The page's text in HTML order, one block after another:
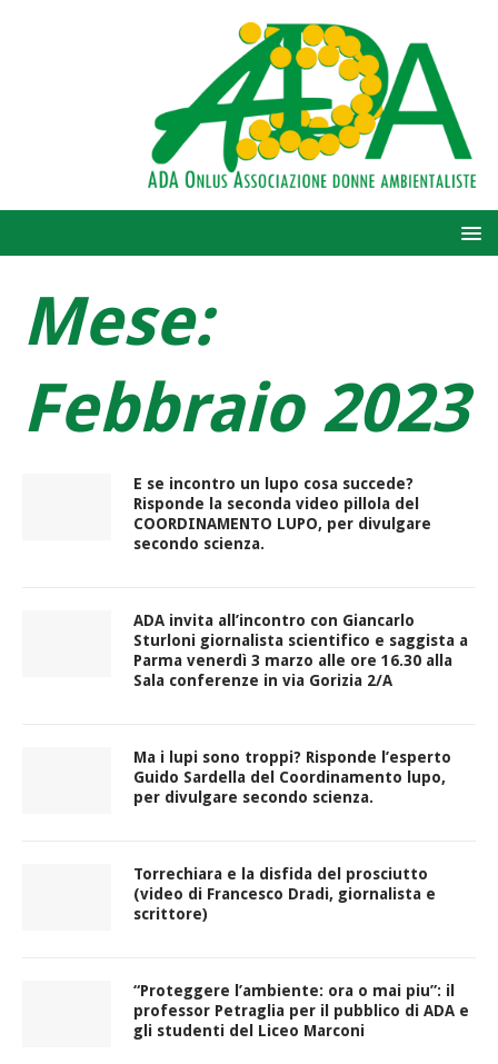
Mese:
Febbraio 2023
E se incontro un lupo cosa succede?
Risponde la seconda video pillola del
COORDINAMENTO LUPO, per divulgare
secondo scienza.
ADA invita all’incontro con Giancarlo
Sturloni giornalista scientifico e saggista a
Parma venerdì 3 marzo alle ore 16.30 alla
Sala conferenze in via Gorizia 2/A
Ma i lupi sono troppi? Risponde l’esperto
Guido Sardella del Coordinamento lupo,
per divulgare secondo scienza.
Torrechiara e la disfida del prosciutto
(video di Francesco Dradi, giornalista e
scrittore)
“Proteggere l’ambiente: ora o mai piu”: il
professor Petraglia per il pubblico di ADA e
gli studenti del Liceo Marconi